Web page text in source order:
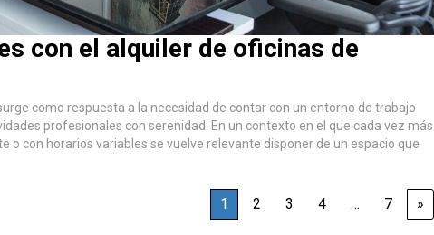
con el alquiler de oficinas de
como respuesta a la necesidad de contar con un entorno de trabajo
profesionales con serenidad. En un contexto en el que cada vez más
o con horarios variables se vuelve relevante disponer de un espacio que
1 2 3 4 … 7 »